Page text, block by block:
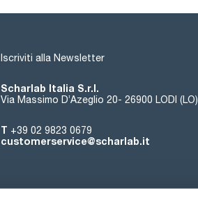
Iscriviti alla Newsletter
Scharlab Italia S.r.l.
Via Massimo D’Azeglio 20- 26900 LODI (LO)
T +39 02 9823 0679
customerservice@scharlab.it